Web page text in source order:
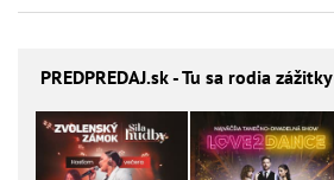
PREDPREDAJ.sk - Tu sa rodia zážitky